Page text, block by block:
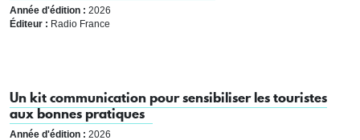
Année d'édition : 2026
Éditeur : Radio France
Un kit communication pour sensibiliser les touristes
aux bonnes pratiques
Année d'édition : 2026